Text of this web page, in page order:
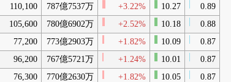
110,100 787億7537万 +3.22% 10.27
0.89
105,600 780億6902万 +2.52% 10.18
0.88
77,200 773億2903万 +1.82% 10.09
0.87
96,200 767億5721万 +1.24% 10.01
0.87
76,300 770億2630万 +1.82% 10.05
0.87